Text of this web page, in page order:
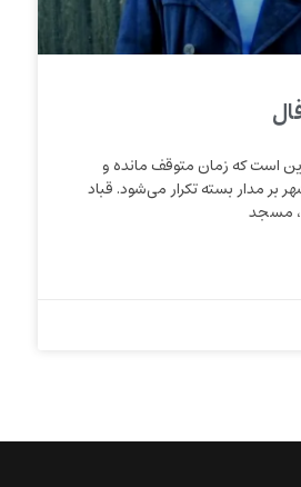
است که زمان متوقف مانده و
بر مدار بسته تکرار می‌شود. قباد